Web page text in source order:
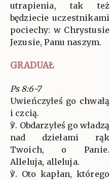
utrapienia, tak też
będziecie uczestnikami
pociechy: w Chrystusie
Jezusie, Panu naszym.
GRADUAŁ
Ps 8:6-7
Uwieńczyłeś go chwałą
i czcią.
℣. Obdarzyłeś go władzą
nad dziełami rąk
Twoich, o Panie.
Alleluja, alleluja.
℣. Oto kapłan, którego